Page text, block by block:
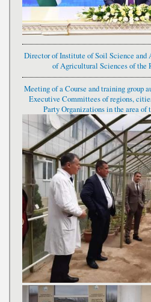
Director of Institute of Soil Science and
of Agricultural Sciences of the
Meeting of a Course and training group
Executive Committees of regions,
Party Organizations in the area of